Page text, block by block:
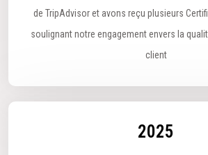
de TripAdvisor et avons reçu plusieurs
soulignant notre engagement envers la
client
2025